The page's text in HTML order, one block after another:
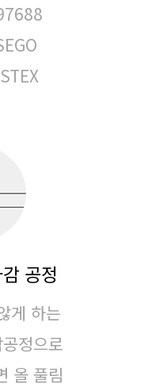
공정
게 하는
정으로
올 풀림